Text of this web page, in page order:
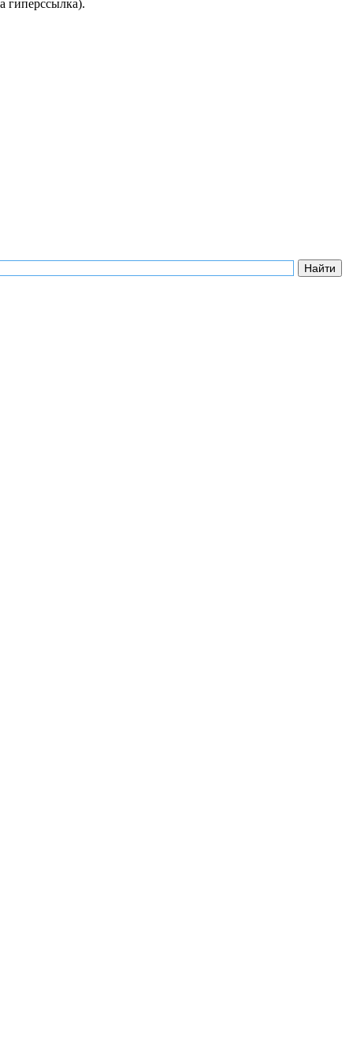
гиперссылка).